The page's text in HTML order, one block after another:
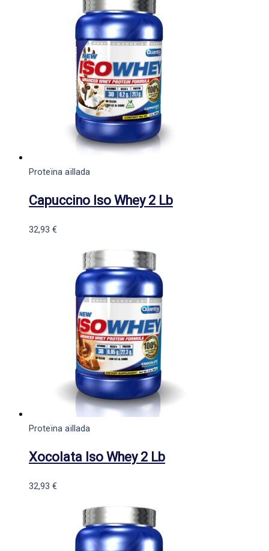
Proteïna aïllada
Capuccino Iso Whey 2 Lb
32,93 €
Proteïna aïllada
Xocolata Iso Whey 2 Lb
32,93 €